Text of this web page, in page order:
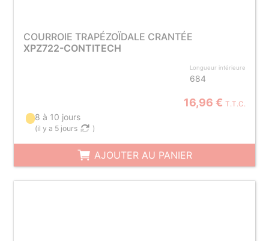
COURROIE TRAPÉZOÏDALE CRANTÉE
XPZ722-CONTITECH
Longueur intérieure
684
16,96 € T.T.C.
8 à 10 jours
(il y a 5 jours )
AJOUTER AU PANIER